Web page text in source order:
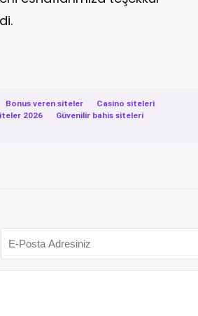
Bonus veren siteler · Casino siteleri
·
2026 · Güvenilir bahis siteleri
·